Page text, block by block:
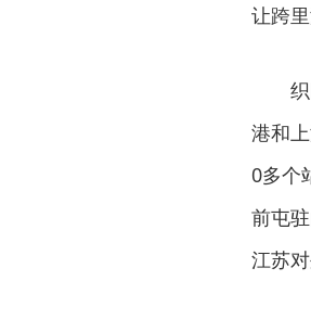
让跨
港和
0多个
前屯
江苏